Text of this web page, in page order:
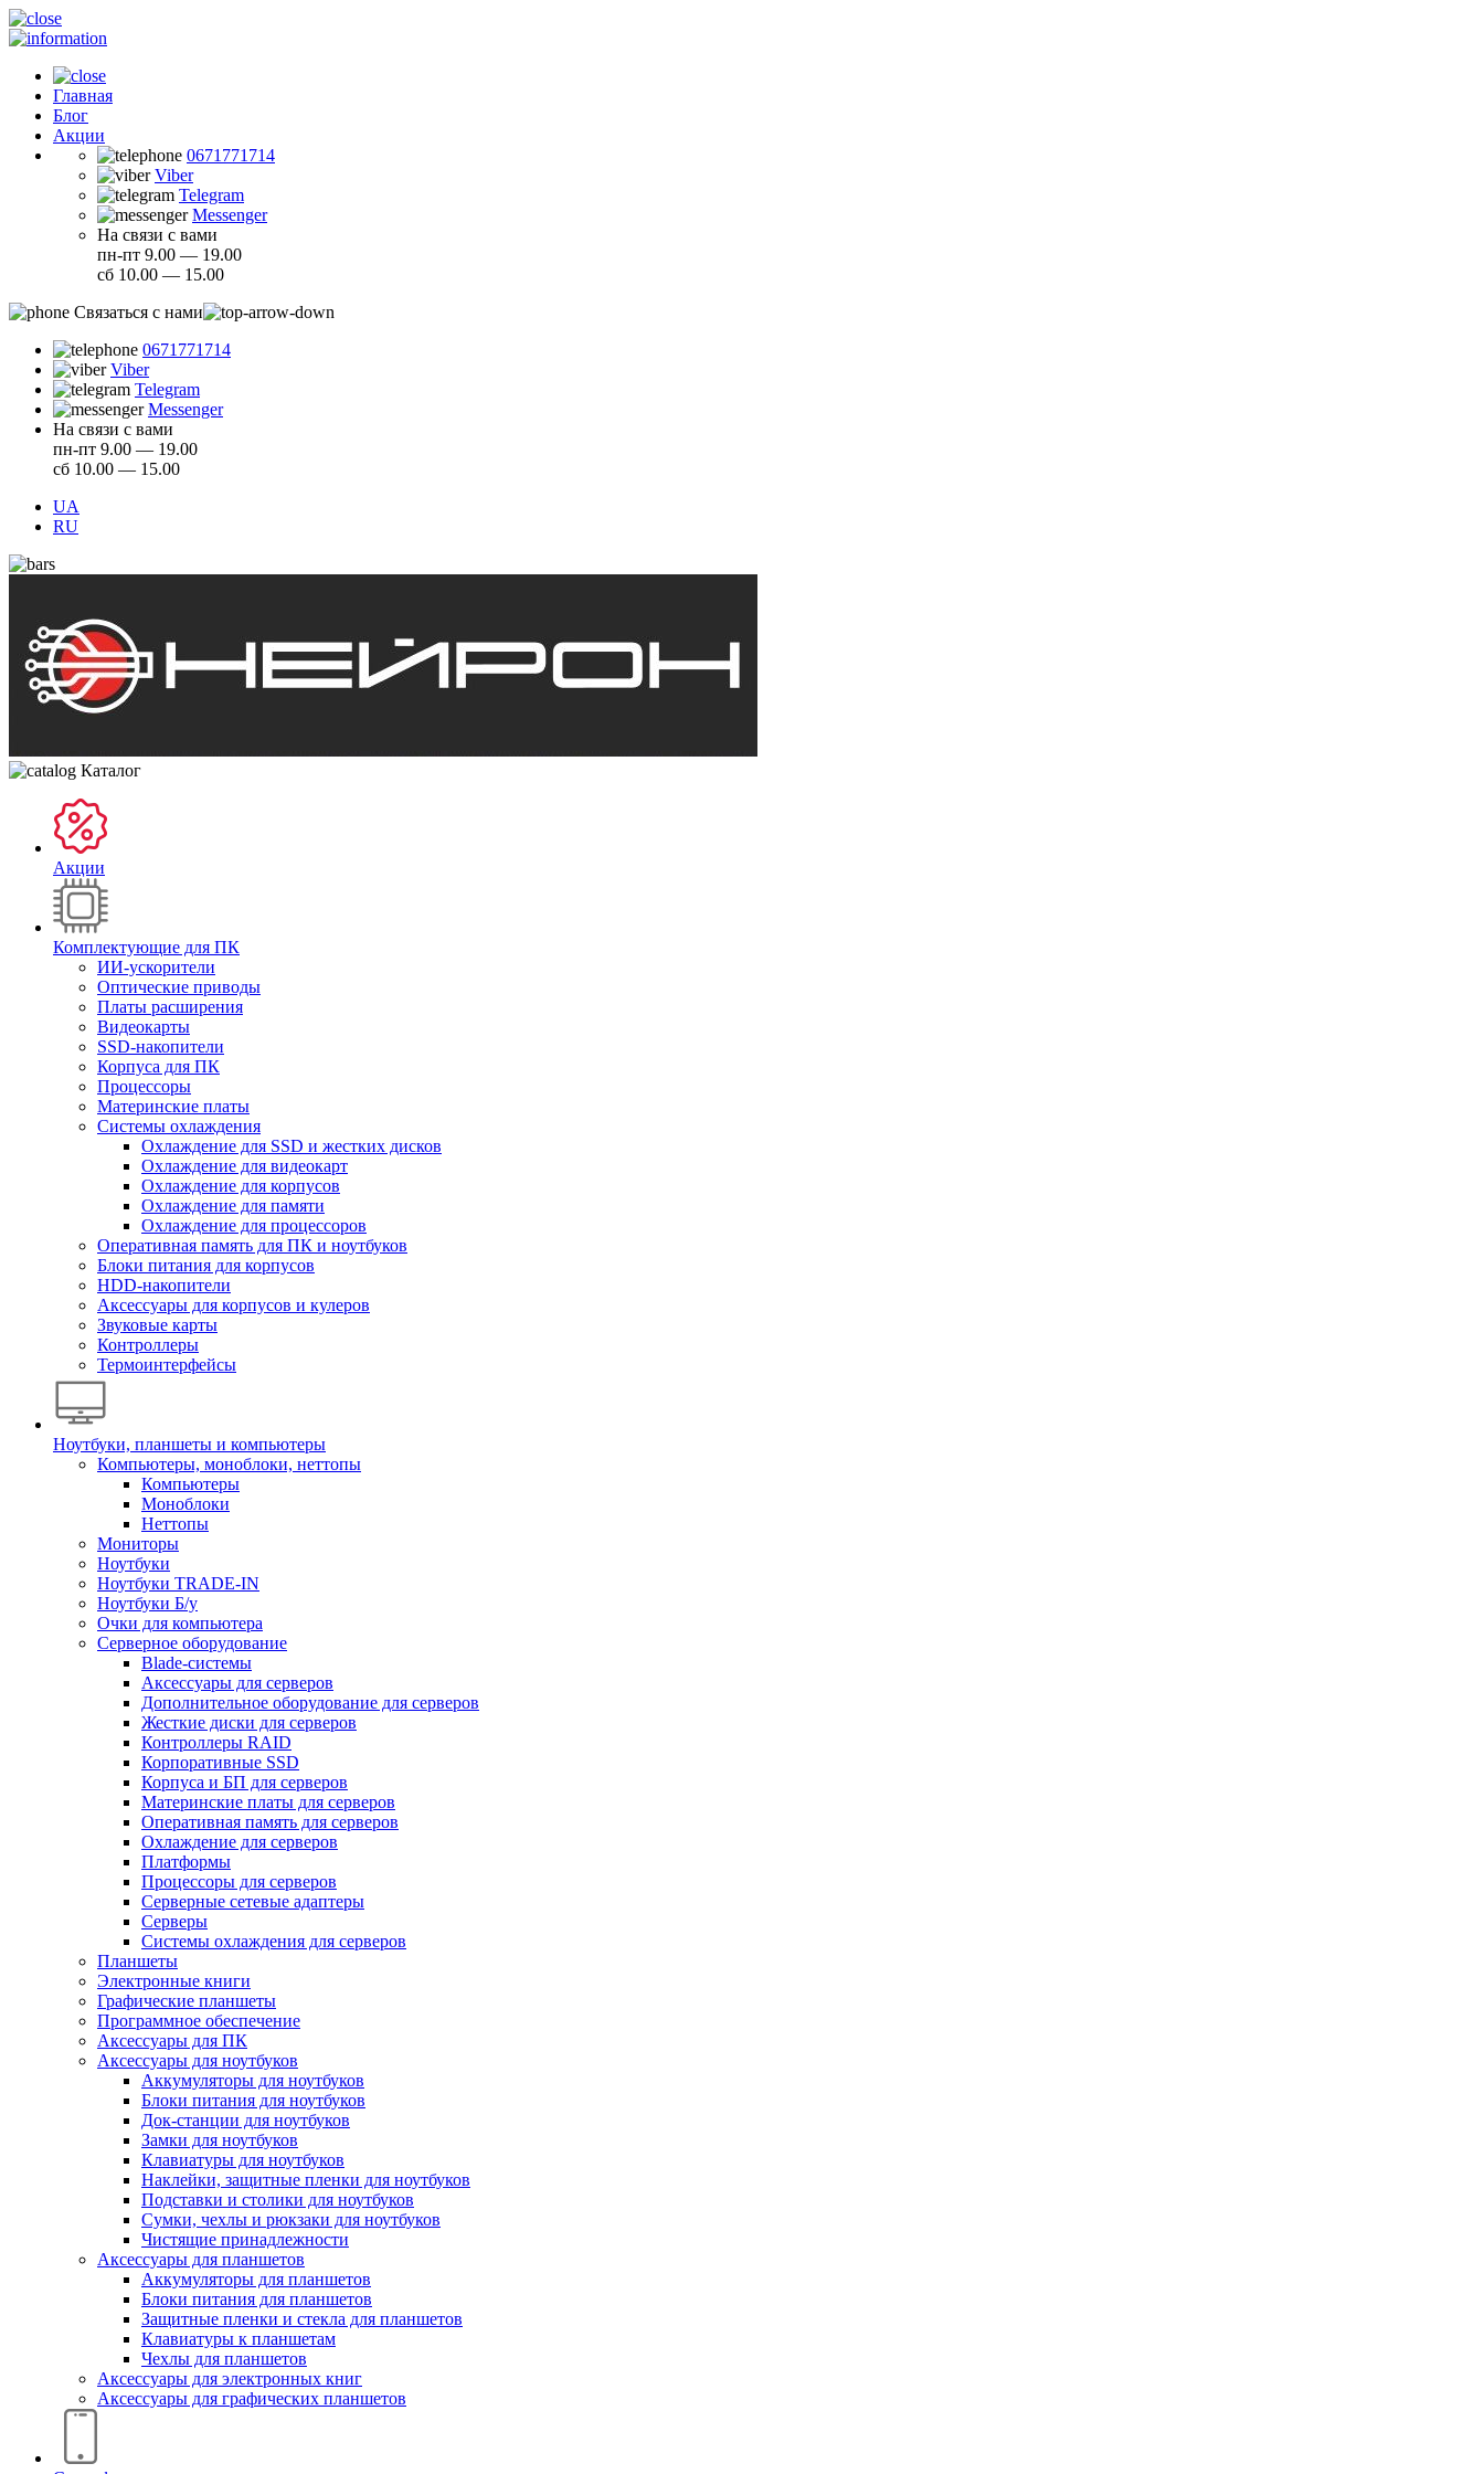
Главная
Блог
Акции
0671771714
Viber
Telegram
Messenger
На связи с вами
пн-пт 9.00 — 19.00
сб 10.00 — 15.00
Связаться с нами
0671771714
Viber
Telegram
Messenger
На связи с вами
пн-пт 9.00 — 19.00
сб 10.00 — 15.00
UA
RU
Каталог
Акции
Комплектующие для ПК
ИИ-ускорители
Оптические приводы
Платы расширения
Видеокарты
SSD-накопители
Корпуса для ПК
Процессоры
Материнские платы
Системы охлаждения
Охлаждение для SSD и жестких дисков
Охлаждение для видеокарт
Охлаждение для корпусов
Охлаждение для памяти
Охлаждение для процессоров
Оперативная память для ПК и ноутбуков
Блоки питания для корпусов
HDD-накопители
Аксессуары для корпусов и кулеров
Звуковые карты
Контроллеры
Термоинтерфейсы
Ноутбуки, планшеты и компьютеры
Компьютеры, моноблоки, неттопы
Компьютеры
Моноблоки
Неттопы
Мониторы
Ноутбуки
Ноутбуки TRADE-IN
Ноутбуки Б/у
Очки для компьютера
Серверное оборудование
Blade-системы
Аксессуары для серверов
Дополнительное оборудование для серверов
Жесткие диски для серверов
Контроллеры RAID
Корпоративные SSD
Корпуса и БП для серверов
Материнские платы для серверов
Оперативная память для серверов
Охлаждение для серверов
Платформы
Процессоры для серверов
Серверные сетевые адаптеры
Серверы
Системы охлаждения для серверов
Планшеты
Электронные книги
Графические планшеты
Программное обеспечение
Аксессуары для ПК
Аксессуары для ноутбуков
Аккумуляторы для ноутбуков
Блоки питания для ноутбуков
Док-станции для ноутбуков
Замки для ноутбуков
Клавиатуры для ноутбуков
Наклейки, защитные пленки для ноутбуков
Подставки и столики для ноутбуков
Сумки, чехлы и рюкзаки для ноутбуков
Чистящие принадлежности
Аксессуары для планшетов
Аккумуляторы для планшетов
Блоки питания для планшетов
Защитные пленки и стекла для планшетов
Клавиатуры к планшетам
Чехлы для планшетов
Аксессуары для электронных книг
Аксессуары для графических планшетов